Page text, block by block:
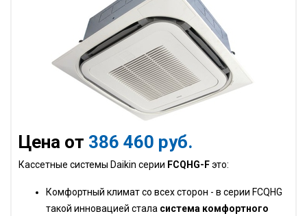
Цена от 386 460 руб.
Кассетные системы Daikin серии FCQHG-Fэто:
Комфортный климат со всех сторон - в серии FCQHG
такой инновацией стала система комфортного